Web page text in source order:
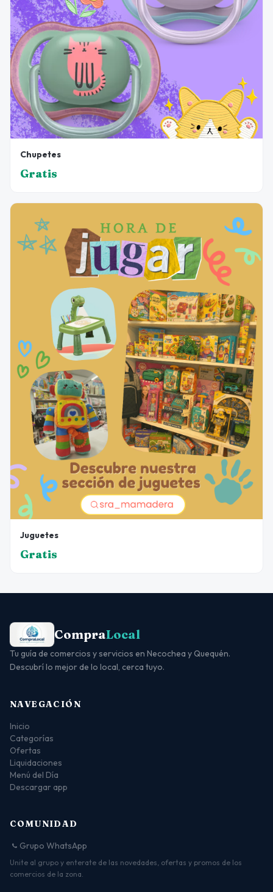
Chupetes
Gratis
Juguetes
Gratis
CompraLocal
Tu guía de comercios y servicios en Necochea y Quequén.
Descubrí lo mejor de lo local, cerca tuyo.
NAVEGACIÓN
Inicio
Categorías
Ofertas
Liquidaciones
Menú del Día
Descargar app
COMUNIDAD
Grupo WhatsApp
Unite al grupo y enterate de las novedades, ofertas y promos de los
comercios de la zona.